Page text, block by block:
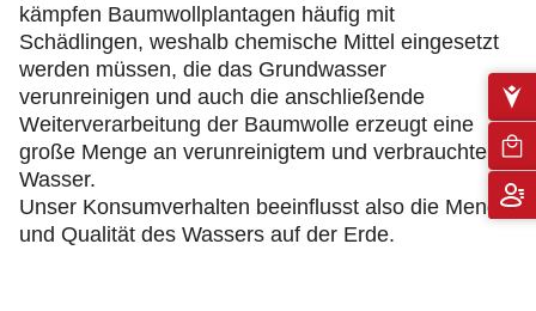
kämpfen Baumwollplantagen häufig mit
Schädlingen, weshalb chemische Mittel eingesetzt
werden müssen, die das Grundwasser
verunreinigen und auch die anschließende
Weiterverarbeitung der Baumwolle erzeugt eine
große Menge an verunreinigtem und verbrauchtem
Wasser.
Unser Konsumverhalten beeinflusst also die Menge
und Qualität des Wassers auf der Erde.